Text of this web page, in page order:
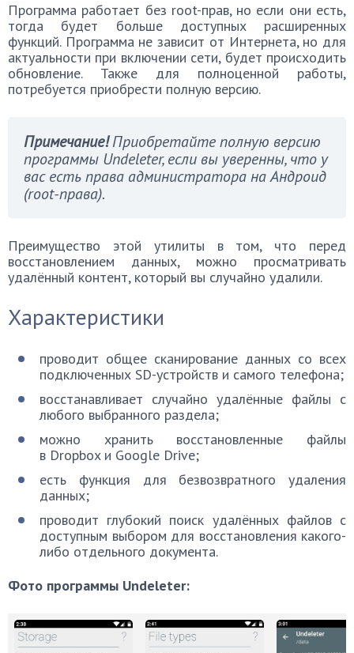
Программа работает без root-прав, но если они есть,
тогда будет больше доступных расширенных
функций. Программа не зависит от Интернета, но для
актуальности при включении сети, будет происходить
обновление. Также для полноценной работы,
потребуется приобрести полную версию.
Примечание!Приобретайте полную версию
программы Undeleter, если вы уверенны, что у
вас есть права администратора на Андроид
(root-права).
Преимущество этой утилиты в том, что перед
восстановлением данных, можно просматривать
удалённый контент, который вы случайно удалили.
Характеристики
проводит общее сканирование данных со всех
подключенных SD-устройств и самого телефона;
восстанавливает случайно удалённые файлы с
любого выбранного раздела;
можно хранить восстановленные файлы
в Dropbox и Google Drive;
есть функция для безвозвратного удаления
данных;
проводит глубокий поиск удалённых файлов с
доступным выбором для восстановления какого-
либо отдельного документа.
Фото программы Undeleter: